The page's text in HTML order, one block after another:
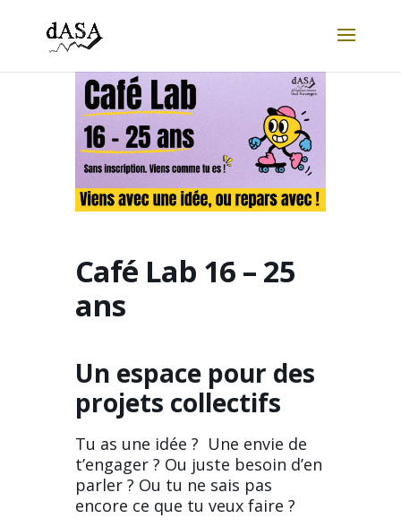
Café Lab 16 – 25
ans
Un espace pour des
projets collectifs
Tu as une idée ? Une envie de
t’engager ? Ou juste besoin d’en
parler ? Ou tu ne sais pas
encore ce que tu veux faire ?